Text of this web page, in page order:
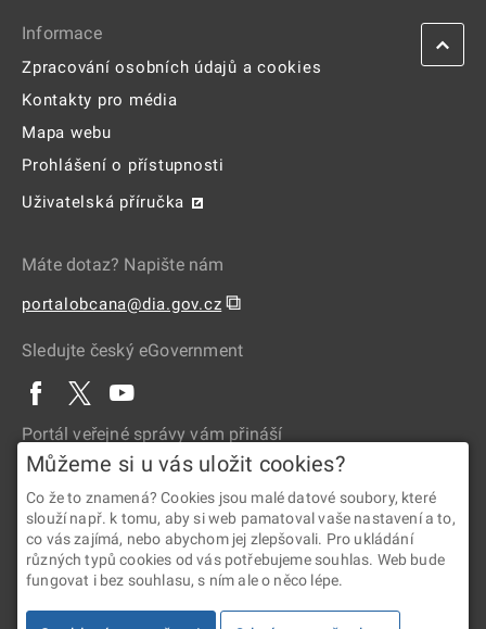
Informace
Zpracování osobních údajů a cookies
Kontakty pro média
Mapa webu
Prohlášení o přístupnosti
Uživatelská příručka
Máte dotaz? Napište nám
portalobcana@dia.gov.cz ⧉
Sledujte český eGovernment
Portál veřejné správy vám přináší
2026 © Digitální a informační agentura • Informace jsou poskytovány
Můžeme si u vás uložit cookies?
Co že to znamená? Cookies jsou malé datové soubory, které
slouží např. k tomu, aby si web pamatoval vaše nastavení a to,
co vás zajímá, nebo abychom jej zlepšovali. Pro ukládání
různých typů cookies od vás potřebujeme souhlas. Web bude
fungovat i bez souhlasu, s ním ale o něco lépe.